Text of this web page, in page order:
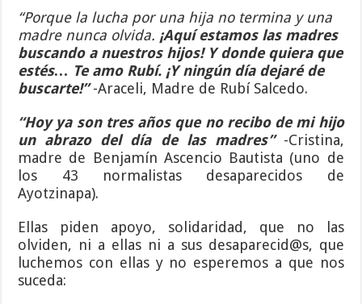
“Porque la lucha por una hija no termina y una
madre nunca olvida. ¡Aquí estamos las madres
buscando a nuestros hijos! Y donde quiera que
estés… Te amo Rubí. ¡Y ningún día dejaré de
buscarte!”-Araceli, Madre de Rubí Salcedo.
“Hoy ya son tres años que no recibo de mi hijo
un abrazo del día de las madres” -Cristina,
madre de Benjamín Ascencio Bautista (uno de
los 43 normalistas desaparecidos de
Ayotzinapa).
Ellas piden apoyo, solidaridad, que no las
olviden, ni a ellas ni a sus desaparecid@s, que
luchemos con ellas y no esperemos a que nos
suceda: